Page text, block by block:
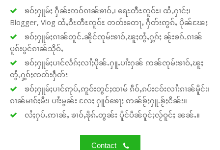
ၶဝ်ႈႁူမ်ႈ ႁဵၼ်းဢဝ်ၵၢၼ်ၶၢဝ်ႇ၊ ရေႊတီႊဢူဝ်ႊ၊ ထႆႇႁၢင်ႈ၊
Blogger, Vlog ထႆႇဝီႊတီႊဢူဝ်ႊ တတ်းတေႃႇ ႁဵတ်းဢွၵ်ႇ ပိုၼ်ၽႄႈ
ၶဝ်ႈႁူမ်ႈၵၢၼ်တူင်ႉၼိုင်ၸုမ်းၶၢဝ်ႇၽူႈတွႆႇႁွၵ်ႈ ၼႂ်းၶၵ်ႉၵၢၼ်
ပူၵ်းပွင်ၵၢၼ်သိုဝ်ႇ
ၶဝ်ႈႁူမ်ႈပၢင်လႅၵ်ႈလၢႆႈပိုၼ်ႉႁူႉပၢႆးႁၼ် ဢၼ်ၸုမ်းၶၢဝ်ႇၽူႈ
တွႆႇႁွၵ်ႈၸတ်းႁဵတ်း
ၶဝ်ႈႁူမ်ႈပၢင်ဢုပ်ႇဢူဝ်းတွင်ႈထၢမ် ၵဵဝ်ႇၵပ်းငဝ်းလၢႆးၵၢၼ်မိူင်း၊
ၵၢၼ်မၢၵ်ႈမီး၊ ပၢႆးမွၼ်း လႄႈ ႁူဝ်ၶေႃႈ ဢၼ်ၶႂ်ႈႁူႉၶႂ်ႈငိၼ်း။
လႆႈႁပ်ႉဢၢၼ်ႇ ၶၢဝ်ႇၶိုၵ်ႉတွၼ်း ပိူင်ပဵၼ်ဝူင်ႈလႂ်ဝူင်ႈ ၼၼ်ႉ။
Contact